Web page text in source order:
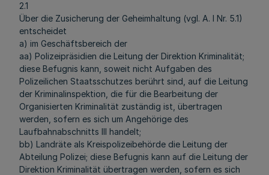
2.1
Über die Zusicherung der Geheimhaltung (vgl. A. I Nr. 5.1)
entscheidet
a) im Geschäftsbereich der
aa) Polizeipräsidien die Leitung der Direktion Kriminalität;
diese Befugnis kann, soweit nicht Aufgaben des
Polizeilichen Staatsschutzes berührt sind, auf die Leitung
der Kriminalinspektion, die für die Bearbeitung der
Organisierten Kriminalität zuständig ist, übertragen
werden, sofern es sich um Angehörige des
Laufbahnabschnitts III handelt;
bb) Landräte als Kreispolizeibehörde die Leitung der
Abteilung Polizei; diese Befugnis kann auf die Leitung der
Direktion Kriminalität übertragen werden, sofern es sich